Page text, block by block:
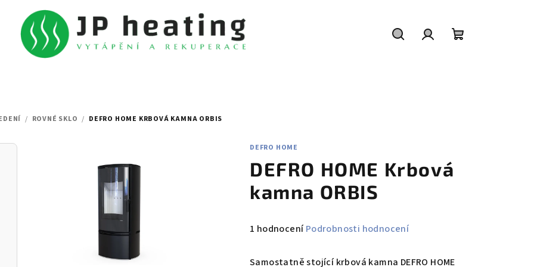
/ ROVNÉ SKLO / DEFRO HOME KRBOVÁ KAMNA ORBIS
DEFRO HOME
DEFRO HOME Krbová
kamna ORBIS
Průměrné
produktu
1 hodnocení Podrobnosti hodnocení
Samostatně stojící krbová kamna DEFRO HOME